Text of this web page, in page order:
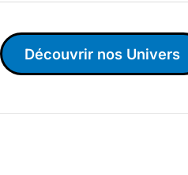
Découvrir nos Univers